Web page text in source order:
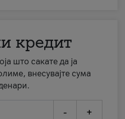
кредит
што сакате да ја
внесувајте сума
- +